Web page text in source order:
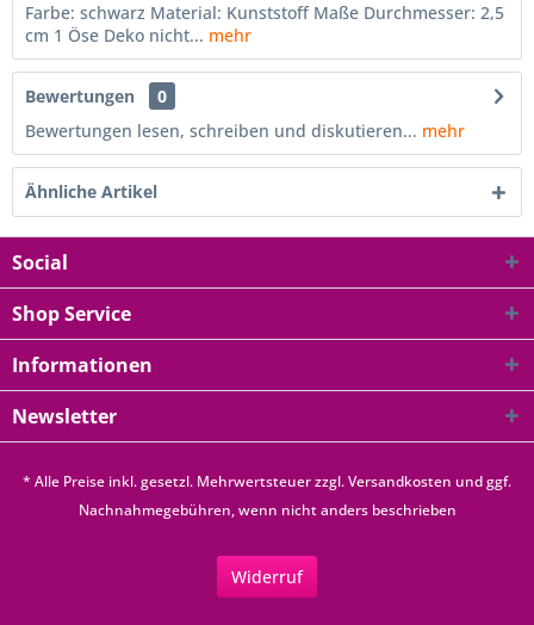
Farbe: schwarz Material: Kunststoff Maße Durchmesser: 2,5
cm 1 Öse Deko nicht... mehr
Bewertungen
0
Bewertungen lesen, schreiben und diskutieren... mehr
Ähnliche Artikel
Social
Shop Service
Informationen
Newsletter
* Alle Preise inkl. gesetzl. Mehrwertsteuer zzgl.Versandkosten und ggf.
Nachnahmegebühren, wenn nicht anders beschrieben
Widerruf